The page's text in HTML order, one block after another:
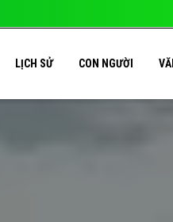
LỊCH SỬ CON NGƯỜI